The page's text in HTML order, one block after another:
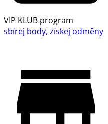
VIP KLUB program
sbírej body, získej odměny